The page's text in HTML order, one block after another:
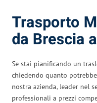
Trasporto
da Brescia
Se stai pianificando un
chiedendo quanto
nostra azienda, leader nel
professionali a prezzi